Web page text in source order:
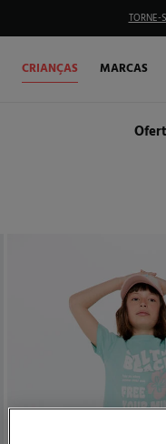
TORNE-
CRIANÇAS MARCAS